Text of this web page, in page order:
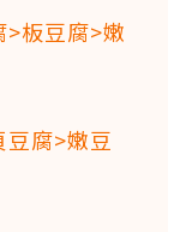
>板豆腐>嫩
豆腐>嫩豆